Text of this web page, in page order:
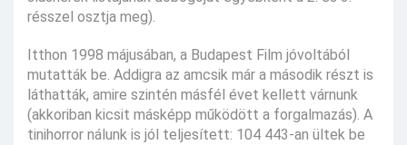
résszel osztja meg).
Itthon 1998 májusában, a Budapest Film jóvoltából
mutatták be. Addigra az amcsik már a második részt is
láthatták, amire szintén másfél évet kellett várnunk
(akkoriban kicsit másképp működött a forgalmazás). A
tinihorror nálunk is jól teljesített: 104 443-an ültek be